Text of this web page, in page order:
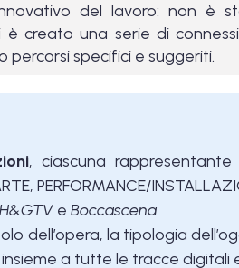
del lavoro: non è
creato una serie di
specifici e suggeriti.
, ciascuna
PERFORMANCE/
H&GTVe Boccascena.
dell’opera, la tipologia
a tutte le tracce digitali